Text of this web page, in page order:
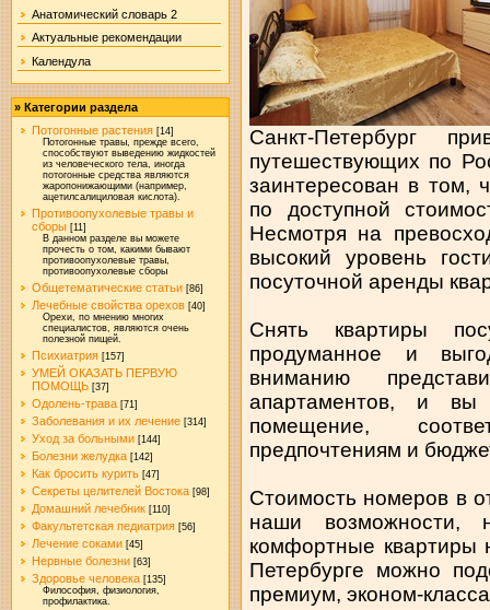
Анатомический словарь 2
Актуальные рекомендации
Календула
» Категории раздела
Потогонные растения [14]
Потогонные травы, прежде всего,
способствуют выведению жидкостей
из человеческого тела, иногда
потогонные средства являются
жаропонижающими (например,
ацетилсалициловая кислота).
Противоопухолевые травы и
сборы [11]
В данном разделе вы можете
прочесть о том, какими бывают
противоопухолевые травы,
противоопухолевые сборы
Общетематические статьи [86]
Лечебные свойства орехов [40]
Орехи, по мнению многих
специалистов, являются очень
полезной пищей.
Психиатрия [157]
УМЕЙ ОКАЗАТЬ ПЕРВУЮ
ПОМОЩЬ [37]
Одолень-трава [71]
Заболевания и их лечение [314]
Уход за больными [144]
Болезни желудка [142]
Как бросить курить [47]
Секреты целителей Востока [98]
Домашний лечебник [110]
Факультетская педиатрия [56]
Лечение соками [45]
Нервные болезни [63]
Здоровье человека [135]
Философия, физиология,
профилактика.
Санкт-Петербург
путешествующих по
заинтересован в том,
по доступной
Несмотря на
высокий уровень
посуточной аренды
Снять квартиры
продуманное и
вниманию
апартаментов, и
помещение,
предпочтениям и
Стоимость номеров в
наши
комфортные квартиры
Петербурге можно
премиум, эконом-